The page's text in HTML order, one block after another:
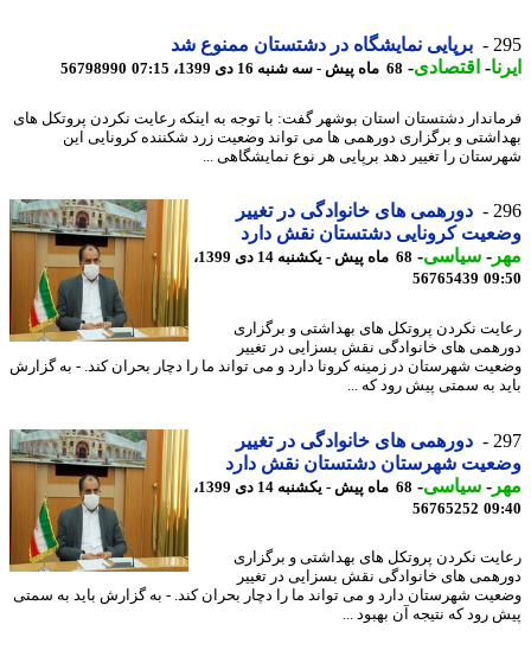
برپایی نمایشگاه در دشتستان ممنوع شد
-اقتصادی-68 ماه پیش - سه شنبه 16 دی 1399، 07:15 56798990
دشتستان استان بوشهر گفت: با توجه به اینکه رعایت نکردن پروتکل های
و برگزاری دورهمی ها می تواند وضعیت زرد شکننده کرونایی این
را تغییر دهد برپایی هر نوع نمایشگاهی ...
دورهمی های خانوادگی در تغییر
کرونایی دشتستان نقش دارد
-سیاسی-
68 ماه پیش - یکشنبه 14 دی 1399،
56765439
نکردن پروتکل های بهداشتی و برگزاری
های خانوادگی نقش بسزایی در تغییر
شهرستان در زمینه کرونا دارد و می تواند ما را دچار بحران کند. - به گزارش
به سمتی پیش رود که ...
دورهمی های خانوادگی در تغییر
شهرستان دشتستان نقش دارد
-سیاسی-
68 ماه پیش - یکشنبه 14 دی 1399،
56765252
نکردن پروتکل های بهداشتی و برگزاری
های خانوادگی نقش بسزایی در تغییر
شهرستان دارد و می تواند ما را دچار بحران کند. - به گزارش باید به سمتی
رود که نتیجه آن بهبود ...